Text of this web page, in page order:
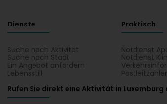
Dienste
Suche nach Aktivität
Suche nach Stadt
Ein Angebot anfordern
Lebensstill
Praktisch
Notdienst
Notdienst
Rufen Sie direkt eine Aktivität in Luxemburg